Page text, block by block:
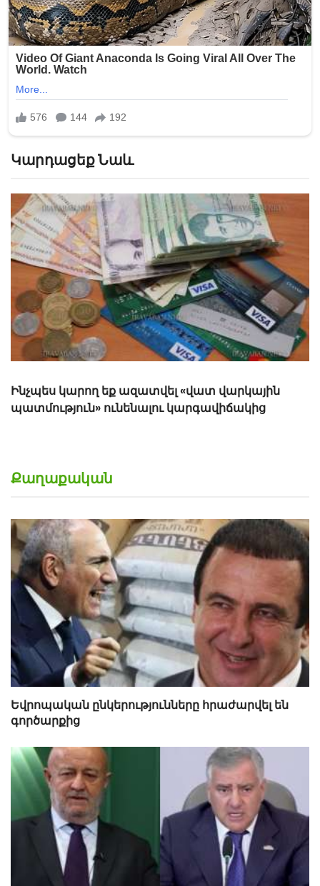
Կարդացեք Նաև
Որքան ժամանակ է պահպանվում վարկային
«վատ» պատմությունը
Քաղաքական
Եվրոպական ընկերությունները հրաժարվել են
գործարքից